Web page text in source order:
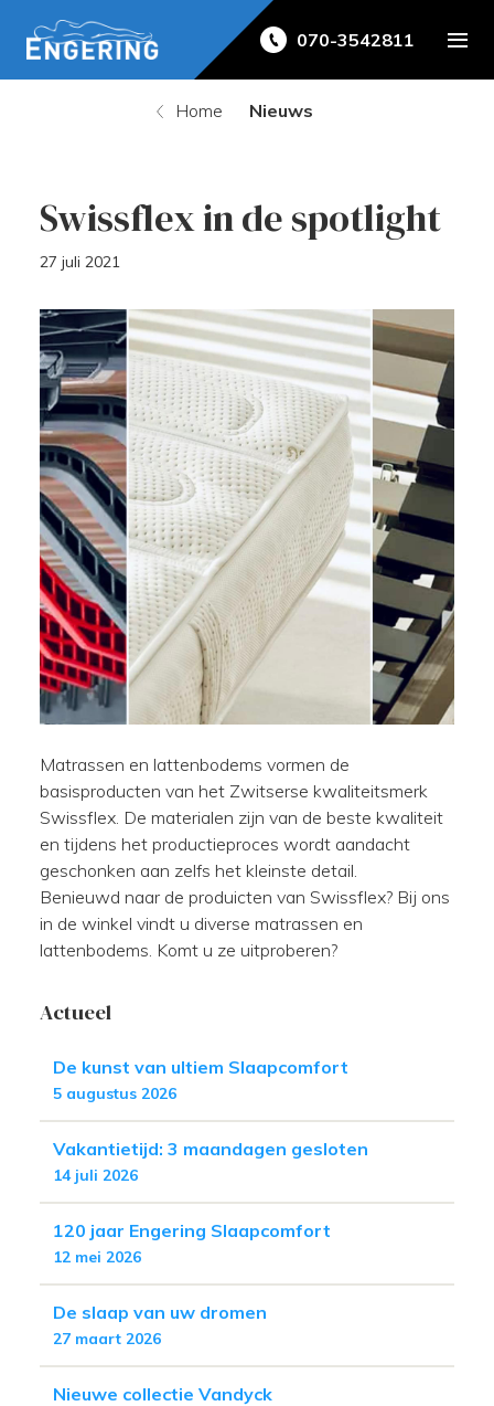
070-3542811
Home Nieuws
Swissflex in de spotlight
27 juli 2021
Matrassen en lattenbodems vormen de
basisproducten van het Zwitserse kwaliteitsmerk
Swissflex. De materialen zijn van de beste kwaliteit
en tijdens het productieproces wordt aandacht
geschonken aan zelfs het kleinste detail.
Benieuwd naar de produicten van Swissflex? Bij ons
in de winkel vindt u diverse matrassen en
lattenbodems. Komt u ze uitproberen?
Actueel
De kunst van ultiem Slaapcomfort
5 augustus 2026
Vakantietijd: 3 maandagen gesloten
14 juli 2026
120 jaar Engering Slaapcomfort
12 mei 2026
De slaap van uw dromen
27 maart 2026
Nieuwe collectie Vandyck